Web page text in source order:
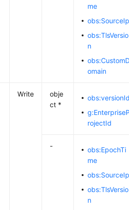
me
obs:SourceIp
obs:TlsVersio
n
omain
Write
obje
ct *
obs:versionId
g:EnterpriseP
rojectId
-
obs:EpochTi
me
obs:SourceIp
obs:TlsVersio
n